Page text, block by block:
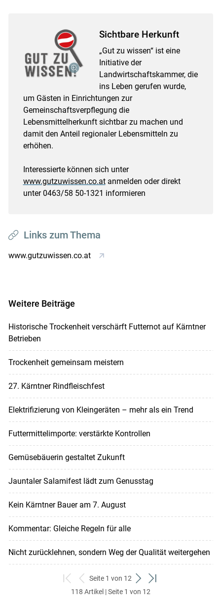
Sichtbare Herkunft
„Gut zu wissen“ ist eine
Initiative der
Landwirtschaftskammer, die
ins Leben gerufen wurde,
um Gästen in Einrichtungen zur
Gemeinschaftsverpflegung die
Lebensmittelherkunft sichtbar zu machen und
damit den Anteil regionaler Lebensmitteln zu
erhöhen.
Interessierte können sich unter
www.gutzuwissen.co.atanmelden oder direkt
unter 0463/58 50-1321 informieren
Links zum Thema
www.gutzuwissen.co.at
Weitere Beiträge
Historische Trockenheit verschärft Futternot auf Kärntner
Betrieben
Trockenheit gemeinsam meistern
27. Kärntner Rindfleischfest
Elektrifizierung von Kleingeräten – mehr als ein Trend
Futtermittelimporte: verstärkte Kontrollen
Gemüsebäuerin gestaltet Zukunft
Jauntaler Salamifest lädt zum Genusstag
Kein Kärntner Bauer am 7. August
Kommentar: Gleiche Regeln für alle
Nicht zurücklehnen, sondern Weg der Qualität weitergehen
zum
ersten
zurück
zum
Seite 1 von 12
weiter
zum
zum
118 Artikel | Seite 1 von 12